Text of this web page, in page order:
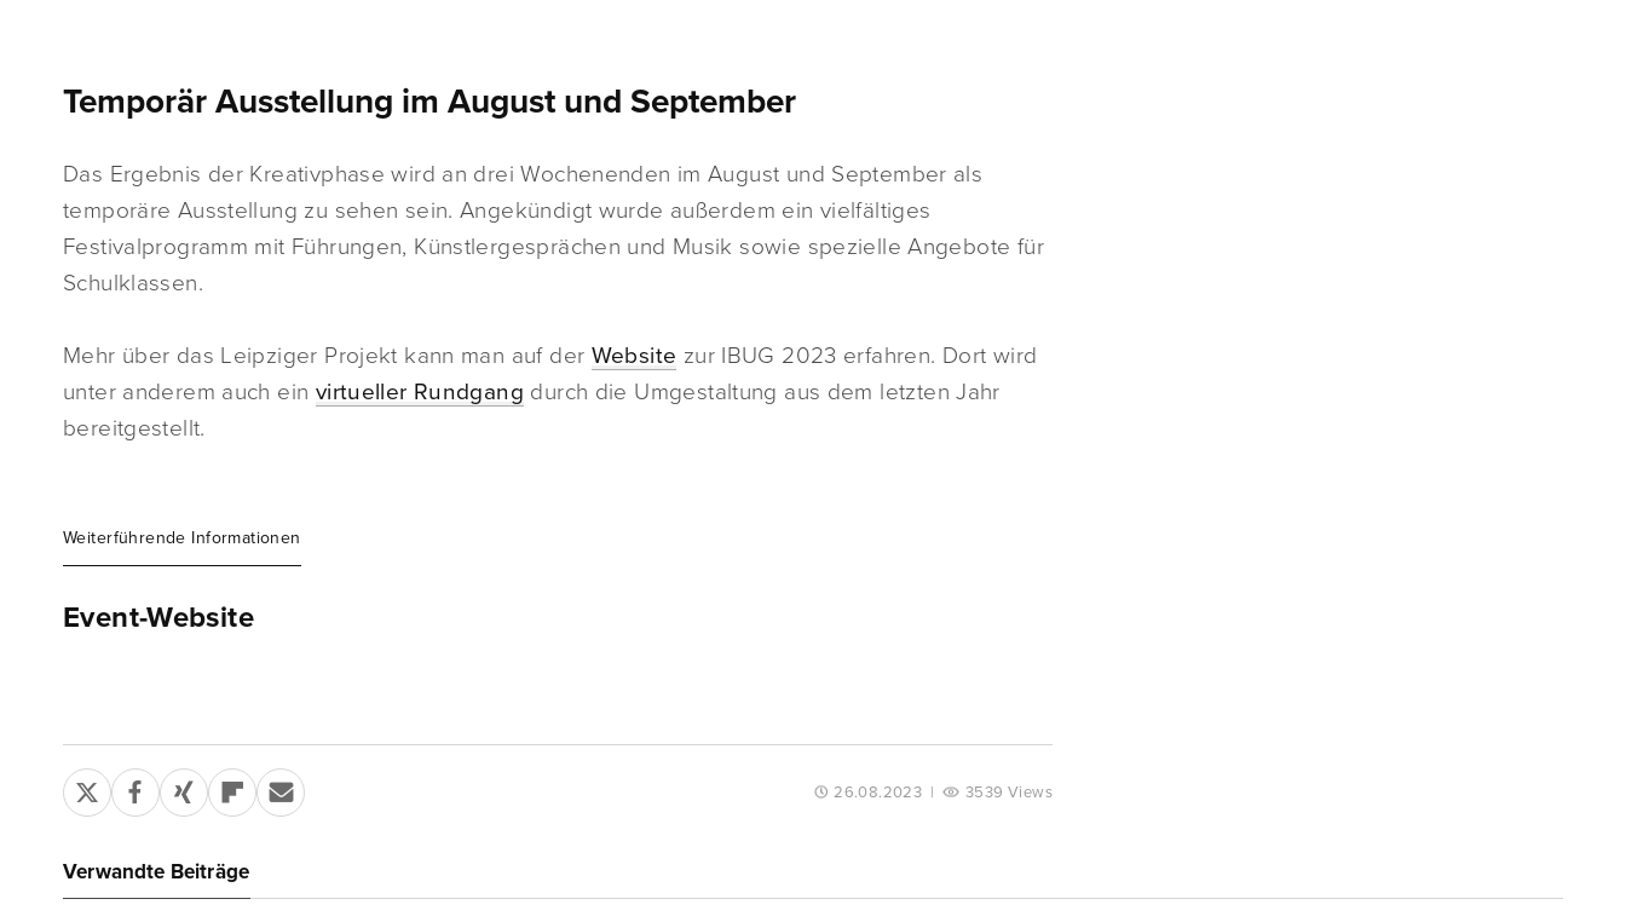
Temporär Ausstellung im August und September
Das Ergebnis der Kreativphase wird an drei Wochenenden im August und September als
temporäre Ausstellung zu sehen sein. Angekündigt wurde außerdem ein vielfältiges
Festivalprogramm mit Führungen, Künstlergesprächen und Musik sowie spezielle Angebote für
Schulklassen.
Mehr über das Leipziger Projekt kann man auf der Website zur IBUG 2023 erfahren. Dort wird
unter anderem auch ein virtueller Rundgang durch die Umgestaltung aus dem letzten Jahr
bereitgestellt.
Weiterführende Informationen
Event-Website
26.08.2023 | 3539 Views
Verwandte Beiträge